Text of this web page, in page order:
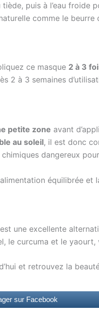
tiède, puis à l’eau froide
comme le beurre
ce masque 2 à 3
2 à 3 semaines
petite zone avant
au soleil, il est donc
dangereux
équilibrée et
une excellente
le curcuma et le
et retrouvez la
sur Facebook